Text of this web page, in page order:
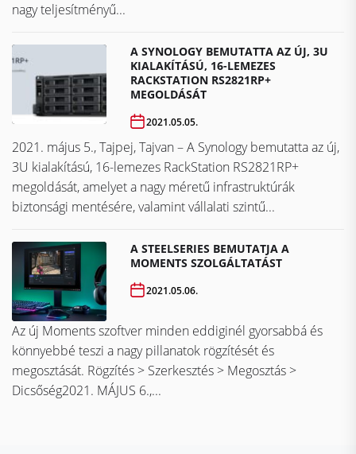
nagy teljesítményű...
A SYNOLOGY BEMUTATTA AZ ÚJ, 3U
KIALAKÍTÁSÚ, 16-LEMEZES
RACKSTATION RS2821RP+
MEGOLDÁSÁT
2021.05.05.
2021. május 5., Tajpej, Tajvan – A Synology bemutatta az új,
3U kialakítású, 16-lemezes RackStation RS2821RP+
megoldását, amelyet a nagy méretű infrastruktúrák
biztonsági mentésére, valamint vállalati szintű...
A STEELSERIES BEMUTATJA A
MOMENTS SZOLGÁLTATÁST
2021.05.06.
Az új Moments szoftver minden eddiginél gyorsabbá és
könnyebbé teszi a nagy pillanatok rögzítését és
megosztását. Rögzítés > Szerkesztés > Megosztás >
Dicsőség2021. MÁJUS 6.,...